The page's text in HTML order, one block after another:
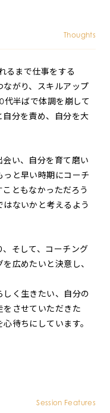
Thoughts
るまで仕事をする
ながり、スキルアップ
代半ばで体調を崩して
自分を責め、自分を大
い、自分を育て磨い
と早い時期にコーチ
ともなかっただろう
ないかと考えるよう
そして、コーチング
広めたいと決意し、
く生きたい、自分の
をさせていただきた
待ちにしています。
Session Features